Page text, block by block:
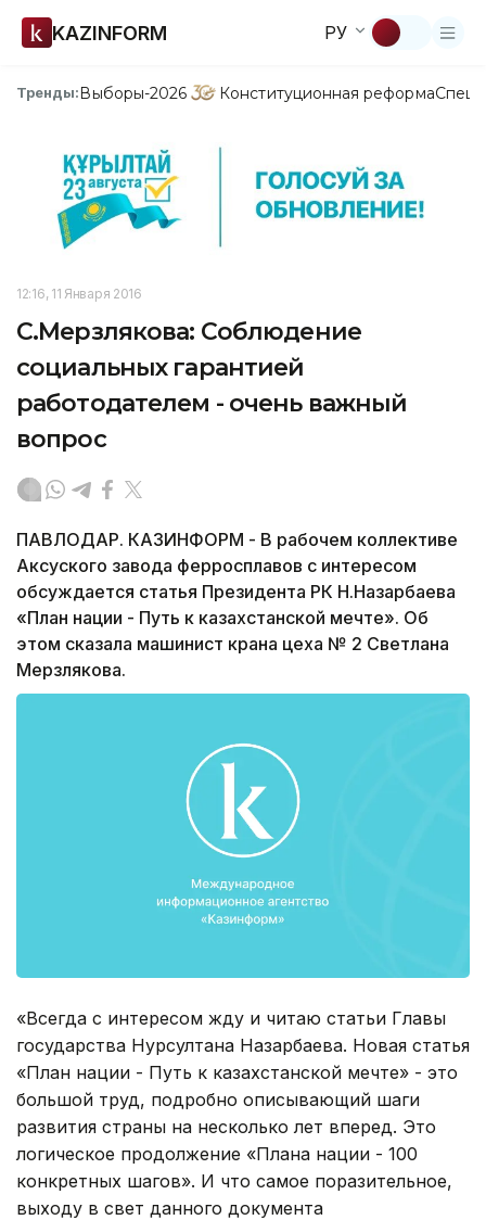
KAZINFORM РУ
Тренды:Выборы-2026 Конституционная реформа
12:16, 11 Января 2016
С.Мерзлякова: Соблюдение
социальных гарантией
работодателем - очень важный
вопрос
ПАВЛОДАР. КАЗИНФОРМ - В рабочем коллективе
Аксуского завода ферросплавов с интересом
обсуждается статья Президента РК Н.Назарбаева
«План нации - Путь к казахстанской мечте». Об
этом сказала машинист крана цеха № 2 Светлана
Мерзлякова.
«Всегда с интересом жду и читаю статьи Главы
государства Нурсултана Назарбаева. Новая статья
«План нации - Путь к казахстанской мечте» - это
большой труд, подробно описывающий шаги
развития страны на несколько лет вперед. Это
логическое продолжение «Плана нации - 100
конкретных шагов». И что самое поразительное,
выходу в свет данного документа